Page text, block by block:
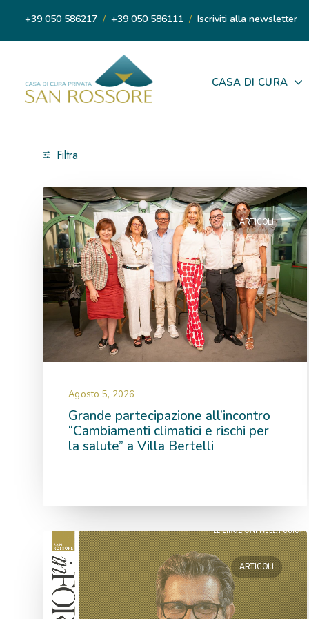
+39 050 586217 / +39 050 586111 / Iscriviti alla newsletter
CASA DI CURA
Filtra
Per tipo
Articoli Formazione medica
Formazione medico-sportiva
Il Medico Risponde
Rassegna stampa
San Rossore InForma
Cerca
Marzo 2026 Febbraio 2026
Gennaio 2026
Dicembre 2025
Ottobre 2025 Agosto 2025
ARTICOLI
Agosto 5, 2026
Grande partecipazione all’incontro
“Cambiamenti climatici e rischi per
la salute” a Villa Bertelli
ARTICOLI